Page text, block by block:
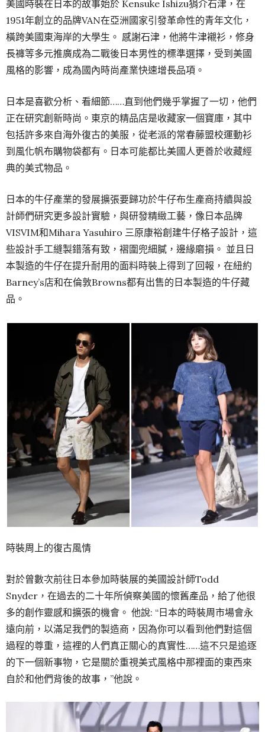
美國時裝在日本的故事始於 Kensuke Ishizu狷介石津，在
1951年創立的品牌VAN在亞洲國家引發革命性的青年文化，
橫跨美國東海岸的大學生。 感謝石津，他將牛津襯衫，修身
長褲等多元推廣成為二戰後日本男性的標準選擇，受到美國
風格的影響，成為國內時尚產業快速增長品項。
日本是喜歡分析、看細節……直到他們幾乎掌握了一切，他們
正在研究創新時尚。東京的精品店是收藏家一個寶庫，其中
包括許多來自海外復古的美服，從老派的常春藤盟校運動衫
到風化帆布購物袋都有。日本可能都比美國人更善於收藏經
典的美式物品。
日本的牛仔產業的發展擴張要歸功於牛仔布生產商持續與設
計師們研究更多設計實驗，與研發精緻工藝，像日本品牌
VISVIM和Mihara Yasuhiro 三原康裕創建牛仔格子設計，這
些設計手工縫製錯落有致，褶圍兜細膩，邊緣磨損。 並且日
本製造的牛仔在提升耐用的面料時裝上得到了回報，在紐約
Barney’s店和在倫敦Browns都有出售的日本製造的牛仔藏
品。
時裝周上的復古風情
對於曾數次前往日本參加時裝展的美國設計師Todd
Snyder，在過去的二十年所偵察美國的懷舊產品，給了他很
多的創作靈感和擴張的機會。 他說: “日本的時裝周市場會永
遠向前，以滿足我們的製造商，因為你可以看到他們對這個
過程的尊重，這裡的人們真正關心的真實性……這不只是追逐
的下一個新事物，它是關於重視美式風格中那裡面的東西來
自於和他們背後的故事，”他說。